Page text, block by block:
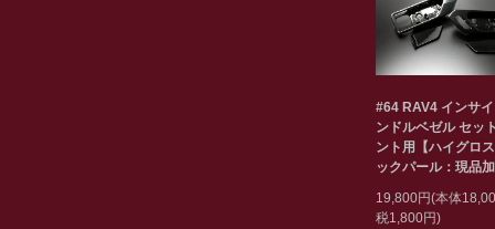
#64 RAV4 インサ
ンドルベゼル セッ
ント用【ハイグロ
ックパール：現品
19,800円(本体
税1,800円)